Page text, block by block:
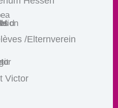
/Elternverein
Victor